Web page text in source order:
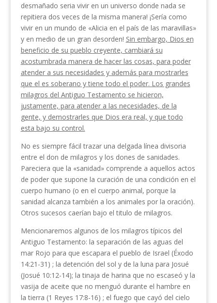
desmañado seria vivir en un universo donde nada se
repitiera dos veces de la misma manera! ¡Sería como
vivir en un mundo de «Alicia en el país de las maravillas»
y en medio de un gran desorden! Sin embargo, Dios en
beneficio de su pueblo creyente, cambiará su
acostumbrada manera de hacer las cosas, para poder
atender a sus necesidades y además para mostrarles
que el es soberano y tiene todo el poder. Los grandes
milagros del Antiguo Testamento se hi­cieron,
justamente, para atender a las necesidades, de la
gente, y demostrarles que Dios era real, y que todo
esta bajo su control.
No es siempre fácil trazar una delgada línea di­visoria
entre el don de milagros y los dones de sani­dades.
Pareciera que la «sanidad» comprende a aque­llos actos
de poder que supone la curación de una condición en el
cuerpo humano (o en el cuerpo ani­mal, porque la
sanidad alcanza también a los anima­les por la oración).
Otros sucesos caerían bajo el titulo de milagros.
Mencionaremos algunos de los milagros típicos del
Antiguo Testamento: la separación de las aguas del
mar Rojo para que escapara el pueblo de Israel (Éxodo
14:21-31) ; la detención del sol y de la luna para Josué
(Josué 10:12-14); la tinaja de harina que no escaseó y la
vasija de aceite que no menguó durante el hambre en
la tierra (1 Reyes 17:8-16) ; el fuego que cayó del cielo